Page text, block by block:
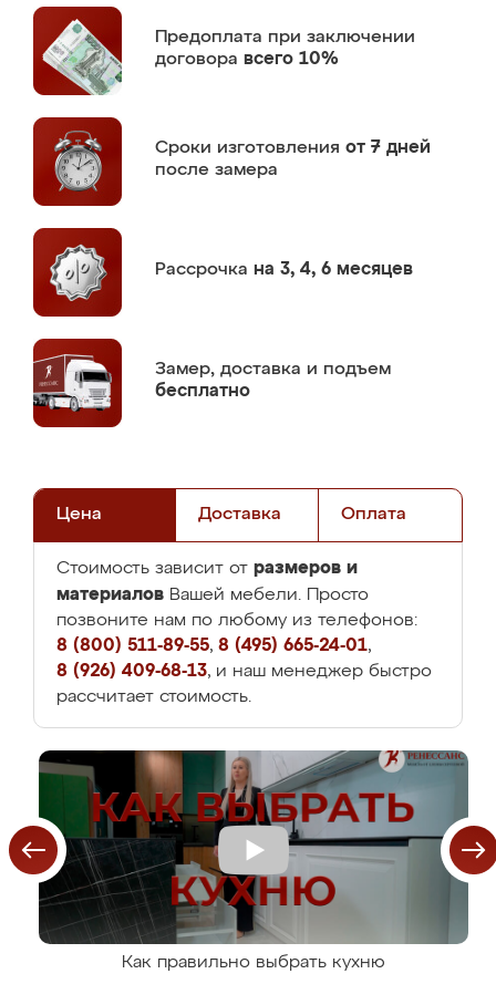
Предоплата при заключении
договора всего 10%
Сроки изготовления от 7 дней
после замера
Рассрочка на 3, 4, 6 месяцев
Замер, доставка и подъем
бесплатно
Цена Доставка Оплата
Стоимость зависит от размеров и
материалов Вашей мебели. Просто
позвоните нам по любому из телефонов:
8 (800) 511-89-55, 8 (495) 665-24-01,
8 (926) 409-68-13, и наш менеджер быстро
рассчитает стоимость.
Как правильно выбрать кухню